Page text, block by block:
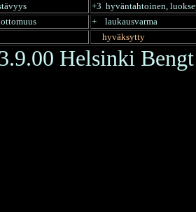
+3 hyväntahtoinen,
+ laukausvarma
hyväksytty
Helsinki